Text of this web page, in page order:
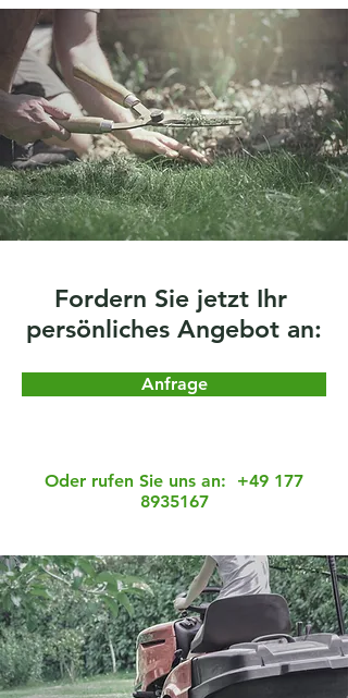
Fordern Sie jetzt Ihr
persönliches Angebot an:
Anfrage
Oder rufen Sie uns an: +49 177
8935167